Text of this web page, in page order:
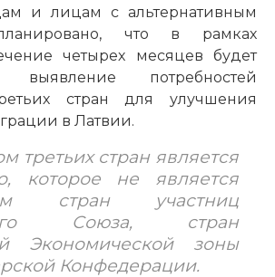
и лицам с альтернативным
что в рамках
четырех месяцев будет
выявление потребностей
стран для улучшения
в Латвии.
третьих стран является
которое не является
стран участниц
Союза, стран
Экономической зоны
Конфедерации.